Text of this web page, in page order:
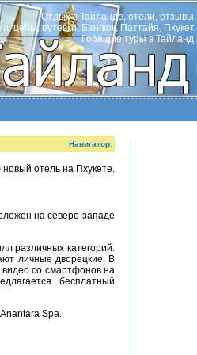
Отдых в Тайланде, отели, отзывы,
цены, путевки, Бангкок, Паттайя, Пхукет.
Горящие туры в Тайланд.
Навигатор:
личные дворецкие. В
со смартфонов на
бесплатный
Spa.